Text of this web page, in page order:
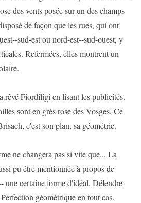
des vents posée sur un des champs
de façon que les rues, qui ont
sud-est ou nord-est--sud-ouest, y
Refermées, elles montrent un
rêvé Fiordiligi en lisant les publicités.
sont en grès rose des Vosges. Ce
c'est son plan, sa géométrie.
ne changera pas si vite que... La
pu être mentionnée à propos de
une certaine forme d'idéal. Défendre
géométrique en tout cas.